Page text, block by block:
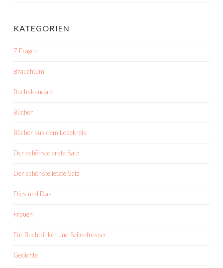
KATEGORIEN
7 Fragen
Brauchtum
Buchskandale
Bücher
Bücher aus dem Lesekreis
Der schönste erste Satz
Der schönste letzte Satz
Dies und Das
Frauen
Für Buchtrinker und Seitenfresser
Gedichte